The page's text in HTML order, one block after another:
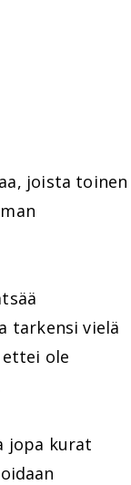
joista toinen
tarkensi vielä
ole
jopa kurat